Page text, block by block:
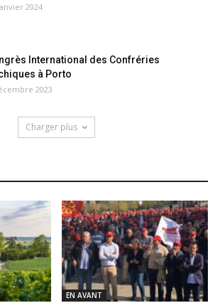
2024
International des Confréries
à Porto
2023
Charger plus
EN AVANT